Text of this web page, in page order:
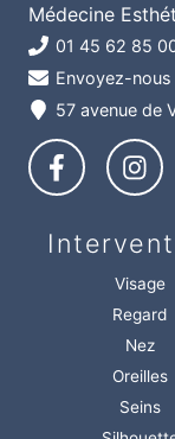
Médecine
01 45 62 85
Envoyez-
57 avenue de
Visage
Regard
Nez
Oreilles
Seins